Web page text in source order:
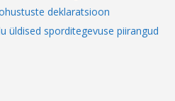
deklaratsioon
üldised sporditegevuse piirangud